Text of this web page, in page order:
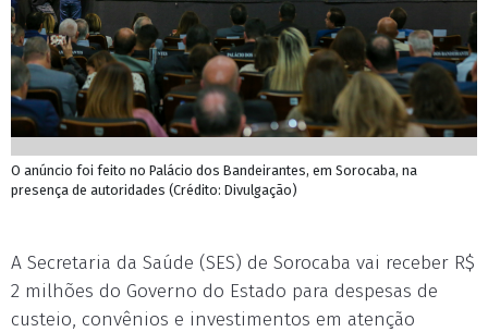
O anúncio foi feito no Palácio dos Bandeirantes, em Sorocaba, na
presença de autoridades (Crédito: Divulgação)
A Secretaria da Saúde (SES) de Sorocaba vai receber R$
2 milhões do Governo do Estado para despesas de
custeio, convênios e investimentos em atenção